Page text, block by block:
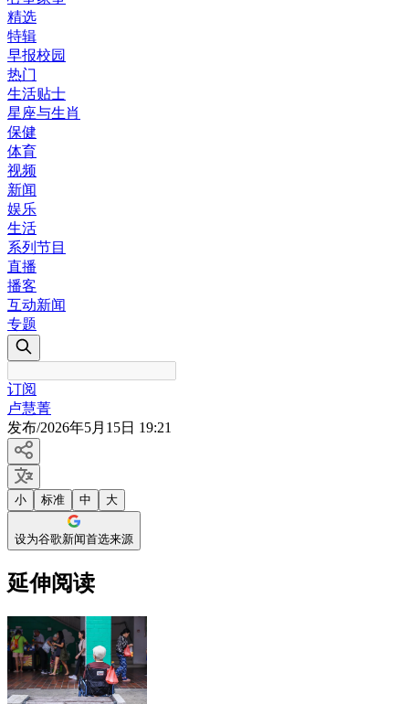
精选
特辑
早报校园
热门
生活贴士
星座与生肖
保健
体育
视频
新闻
娱乐
生活
系列节目
直播
播客
互动新闻
专题
订阅
卢慧菁
发布/2026年5月15日 19:21
小 标准 中 大
设为谷歌新闻首选来源
延伸阅读